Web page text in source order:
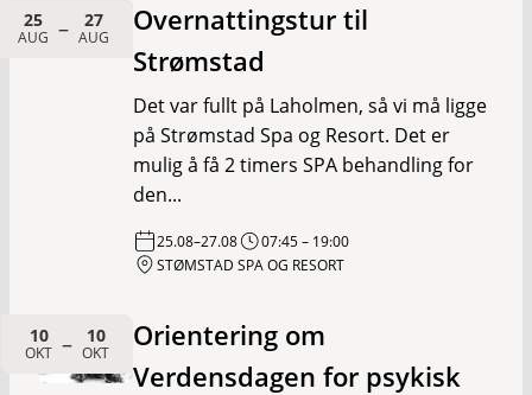
25
AUG – 27
AUG
Overnattingstur til
Strømstad
Det var fullt på Laholmen, så vi må ligge
på Strømstad Spa og Resort. Det er
mulig å få 2 timers SPA behandling for
den...
25.08–27.08 07:45– 19:00
STØMSTAD SPA OG RESORT
10
OKT – 10
OKT
Orientering om
Verdensdagen for psykisk